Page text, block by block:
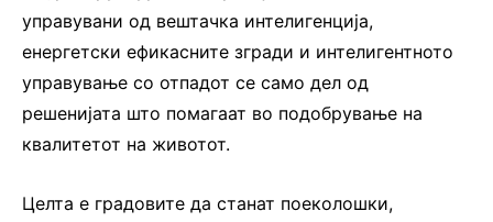
управувани од вештачка интелигенција,
енергетски ефикасните згради и интелигентното
управување со отпадот се само дел од
решенијата што помагаат во подобрување на
квалитетот на животот.
Целта е градовите да станат поеколошки,